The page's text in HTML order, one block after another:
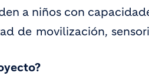
a niños con
de movilización,